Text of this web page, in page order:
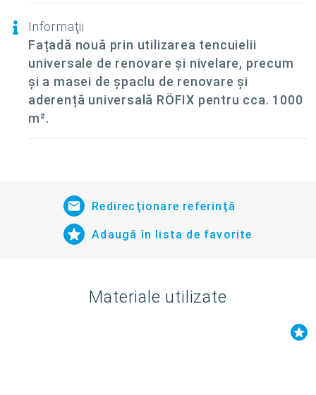
Informaţii
Fațadă nouă prin utilizarea tencuielii
universale de renovare și nivelare, precum
și a masei de șpaclu de renovare și
aderență universală RÖFIX pentru cca. 1000
m².
Redirecţionare referinţă
Adaugă în lista de favorite
Materiale utilizate